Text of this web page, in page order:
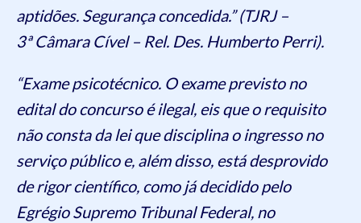
aptidões. Segurança concedida.” (TJRJ –
3ª Câmara Cível – Rel. Des. Humberto Perri).
“Exame psicotécnico. O exame previsto no
edital do concurso é ilegal, eis que o requisito
não consta da lei que disciplina o ingresso no
serviço público e, além disso, está desprovido
de rigor científico, como já decidido pelo
Egrégio Supremo Tribunal Federal, no